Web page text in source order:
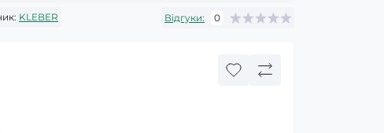
KLEBER Відгуки: 0